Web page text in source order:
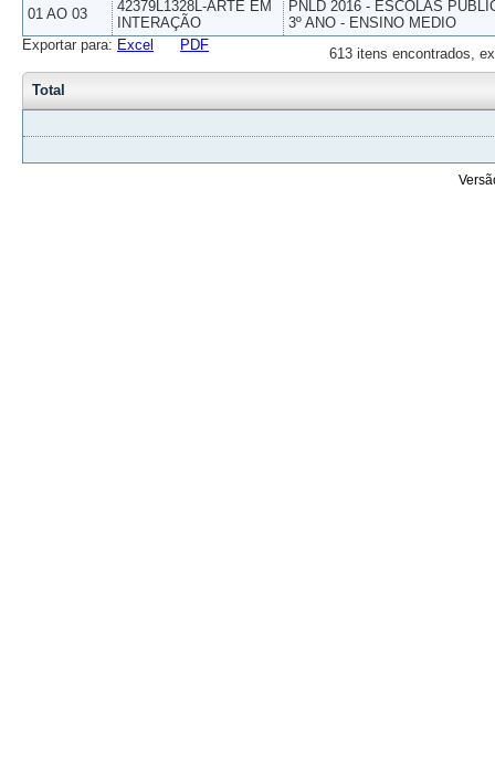
01 AO 03
42379L1328L-ARTE EM
INTERAÇÃO
PNLD 2016 - ESCOLAS
3º ANO - ENSINO MEDIO
613 itens encontrados,
Exportar para: Excel PDF
Total